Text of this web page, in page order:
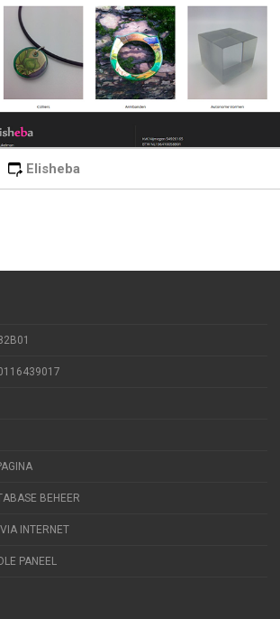
Elisheba
BEHEER
INTERNET
PANEEL